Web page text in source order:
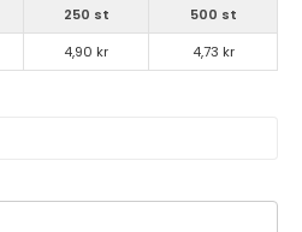
250 st
500 st
4,90 kr 4,73 kr